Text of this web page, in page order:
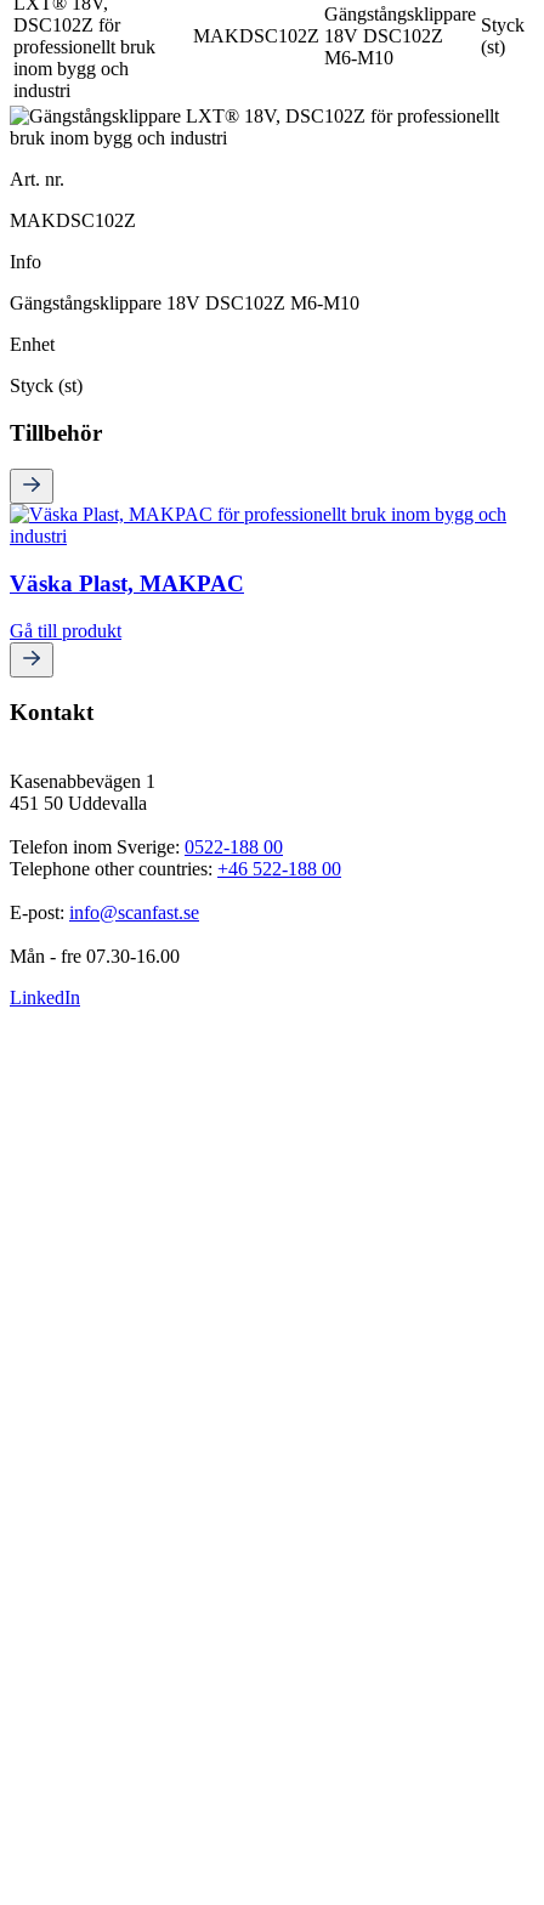
MAKDSC102Z
Gängstångsklippare
18V DSC102Z
M6-M10
Styck
(st)
Art. nr.
MAKDSC102Z
Info
Gängstångsklippare 18V DSC102Z M6-M10
Enhet
Styck (st)
Tillbehör
Väska Plast, MAKPAC
Gå till produkt
Kontakt
Kasenabbevägen 1
451 50 Uddevalla
Telefon inom Sverige: 0522-188 00
Telephone other countries: +46 522-188 00
E-post: info@scanfast.se
Mån - fre 07.30-16.00
LinkedIn